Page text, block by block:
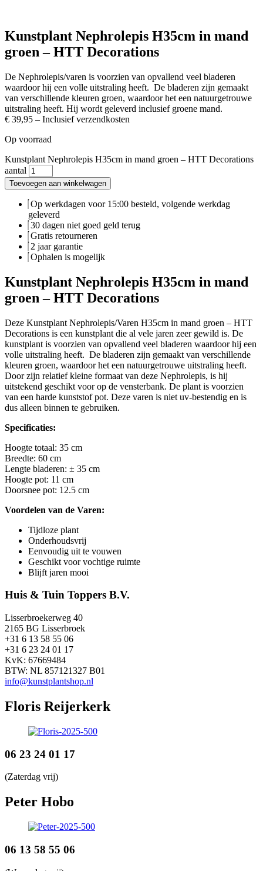
Kunstplant Nephrolepis H35cm in mand
groen – HTT Decorations
De Nephrolepis/varen is voorzien van opvallend veel bladeren
waardoor hij een volle uitstraling heeft. De bladeren zijn gemaakt
van verschillende kleuren groen, waardoor het een natuurgetrouwe
uitstraling heeft. Hij wordt geleverd inclusief groene mand.
€ 39,95 – Inclusief verzendkosten
Op voorraad
Kunstplant Nephrolepis H35cm in mand groen – HTT Decorations
aantal
Toevoegen aan winkelwagen
Op werkdagen voor 15:00 besteld, volgende werkdag
geleverd
30 dagen niet goed geld terug
Gratis retourneren
2 jaar garantie
Ophalen is mogelijk
Kunstplant Nephrolepis H35cm in mand
groen – HTT Decorations
Deze Kunstplant Nephrolepis/Varen H35cm in mand groen – HTT
Decorations is een kunstplant die al vele jaren zeer gewild is. De
kunstplant is voorzien van opvallend veel bladeren waardoor hij een
volle uitstraling heeft. De bladeren zijn gemaakt van verschillende
kleuren groen, waardoor het een natuurgetrouwe uitstraling heeft.
Door zijn relatief kleine formaat van deze Nephrolepis, is hij
uitstekend geschikt voor op de vensterbank. De plant is voorzien
van een harde kunststof pot. Deze varen is niet uv-bestendig en is
dus alleen binnen te gebruiken.
Specificaties:
Hoogte totaal: 35 cm
Breedte: 60 cm
Lengte bladeren: ± 35 cm
Hoogte pot: 11 cm
Doorsnee pot: 12.5 cm
Voordelen van de Varen:
Tijdloze plant
Onderhoudsvrij
Eenvoudig uit te vouwen
Geschikt voor vochtige ruimte
Blijft jaren mooi
Huis & Tuin Toppers B.V.
Lisserbroekerweg 40
2165 BG Lisserbroek
+31 6 13 58 55 06
+31 6 23 24 01 17
KvK: 67669484
BTW: NL 857121327 B01
info@kunstplantshop.nl
Floris Reijerkerk
06 23 24 01 17
(Zaterdag vrij)
Peter Hobo
06 13 58 55 06